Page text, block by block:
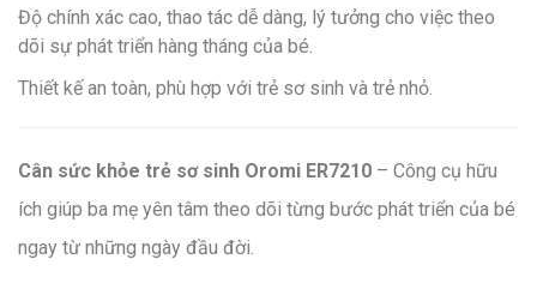
Độ chính xác cao, thao tác dễ dàng, lý tưởng cho việc theo
dõi sự phát triển hàng tháng của bé.
Thiết kế an toàn, phù hợp với trẻ sơ sinh và trẻ nhỏ.
Cân sức khỏe trẻ sơ sinh Oromi ER7210 – Công cụ hữu
ích giúp ba mẹ yên tâm theo dõi từng bước phát triển của bé
ngay từ những ngày đầu đời.